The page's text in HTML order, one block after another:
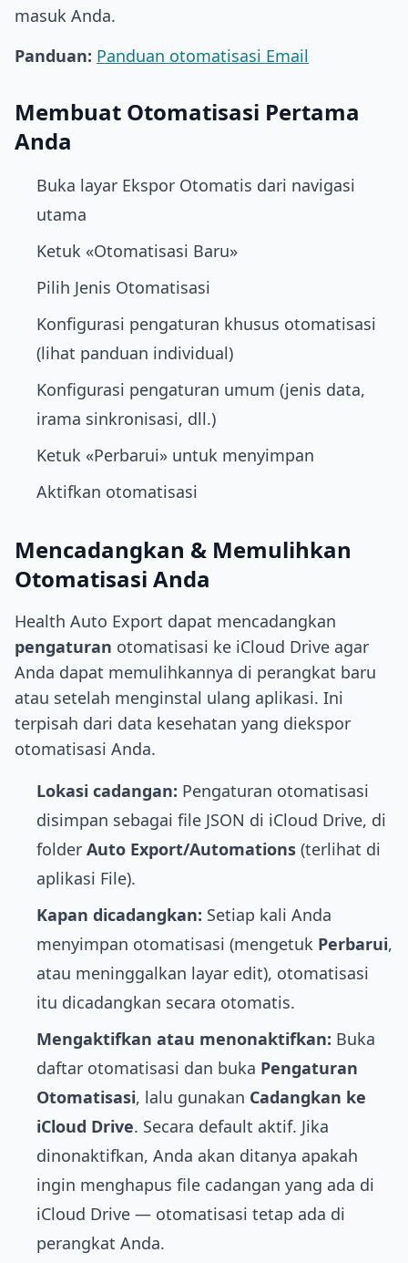
masuk Anda.
Panduan: Panduan otomatisasi Email
Membuat Otomatisasi Pertama
Anda
Buka layar Ekspor Otomatis dari navigasi
utama
Ketuk «Otomatisasi Baru»
Pilih Jenis Otomatisasi
Konfigurasi pengaturan khusus otomatisasi
(lihat panduan individual)
Konfigurasi pengaturan umum (jenis data,
irama sinkronisasi, dll.)
Ketuk «Perbarui» untuk menyimpan
Aktifkan otomatisasi
Mencadangkan & Memulihkan
Otomatisasi Anda
Health Auto Export dapat mencadangkan
pengaturan otomatisasi ke iCloud Drive agar
Anda dapat memulihkannya di perangkat baru
atau setelah menginstal ulang aplikasi. Ini
terpisah dari data kesehatan yang diekspor
otomatisasi Anda.
Lokasi cadangan: Pengaturan otomatisasi
disimpan sebagai file JSON di iCloud Drive, di
folder Auto Export/Automations (terlihat di
aplikasi File).
Kapan dicadangkan: Setiap kali Anda
menyimpan otomatisasi (mengetuk Perbarui,
atau meninggalkan layar edit), otomatisasi
itu dicadangkan secara otomatis.
Mengaktifkan atau menonaktifkan: Buka
daftar otomatisasi dan buka Pengaturan
Otomatisasi, lalu gunakan Cadangkan ke
iCloud Drive. Secara default aktif. Jika
dinonaktifkan, Anda akan ditanya apakah
ingin menghapus file cadangan yang ada di
iCloud Drive — otomatisasi tetap ada di
perangkat Anda.